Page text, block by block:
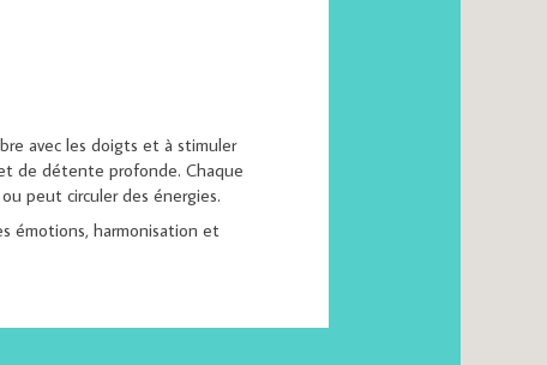
avec les doigts et à stimuler
de détente profonde. Chaque
peut circuler des énergies.
émotions, harmonisation et